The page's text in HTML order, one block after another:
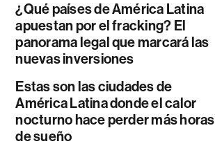
¿Qué países de América Latina
apuestan por el fracking? El
panorama legal que marcará las
nuevas inversiones
Estas son las ciudades de
América Latina donde el calor
nocturno hace perder más horas
de sueño